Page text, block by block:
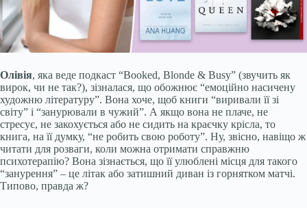
Олівія, яка веде подкаст “Booked, Blonde & Busy” (звучить як
вирок, чи не так?), зізналася, що обожнює “емоційно насичену
художню літературу”. Вона хоче, щоб книги “виривали її зі
світу” і “занурювали в чужий”. А якщо вона не плаче, не
стресує, не закохується або не сидить на краєчку крісла, то
книга, на її думку, “не робить свою роботу”. Ну, звісно, навіщо ж
читати для розваги, коли можна отримати справжню
психотерапію? Вона зізнається, що її улюблені місця для такого
“занурення” – це літак або затишний диван із горнятком матчі.
Типово, правда ж?